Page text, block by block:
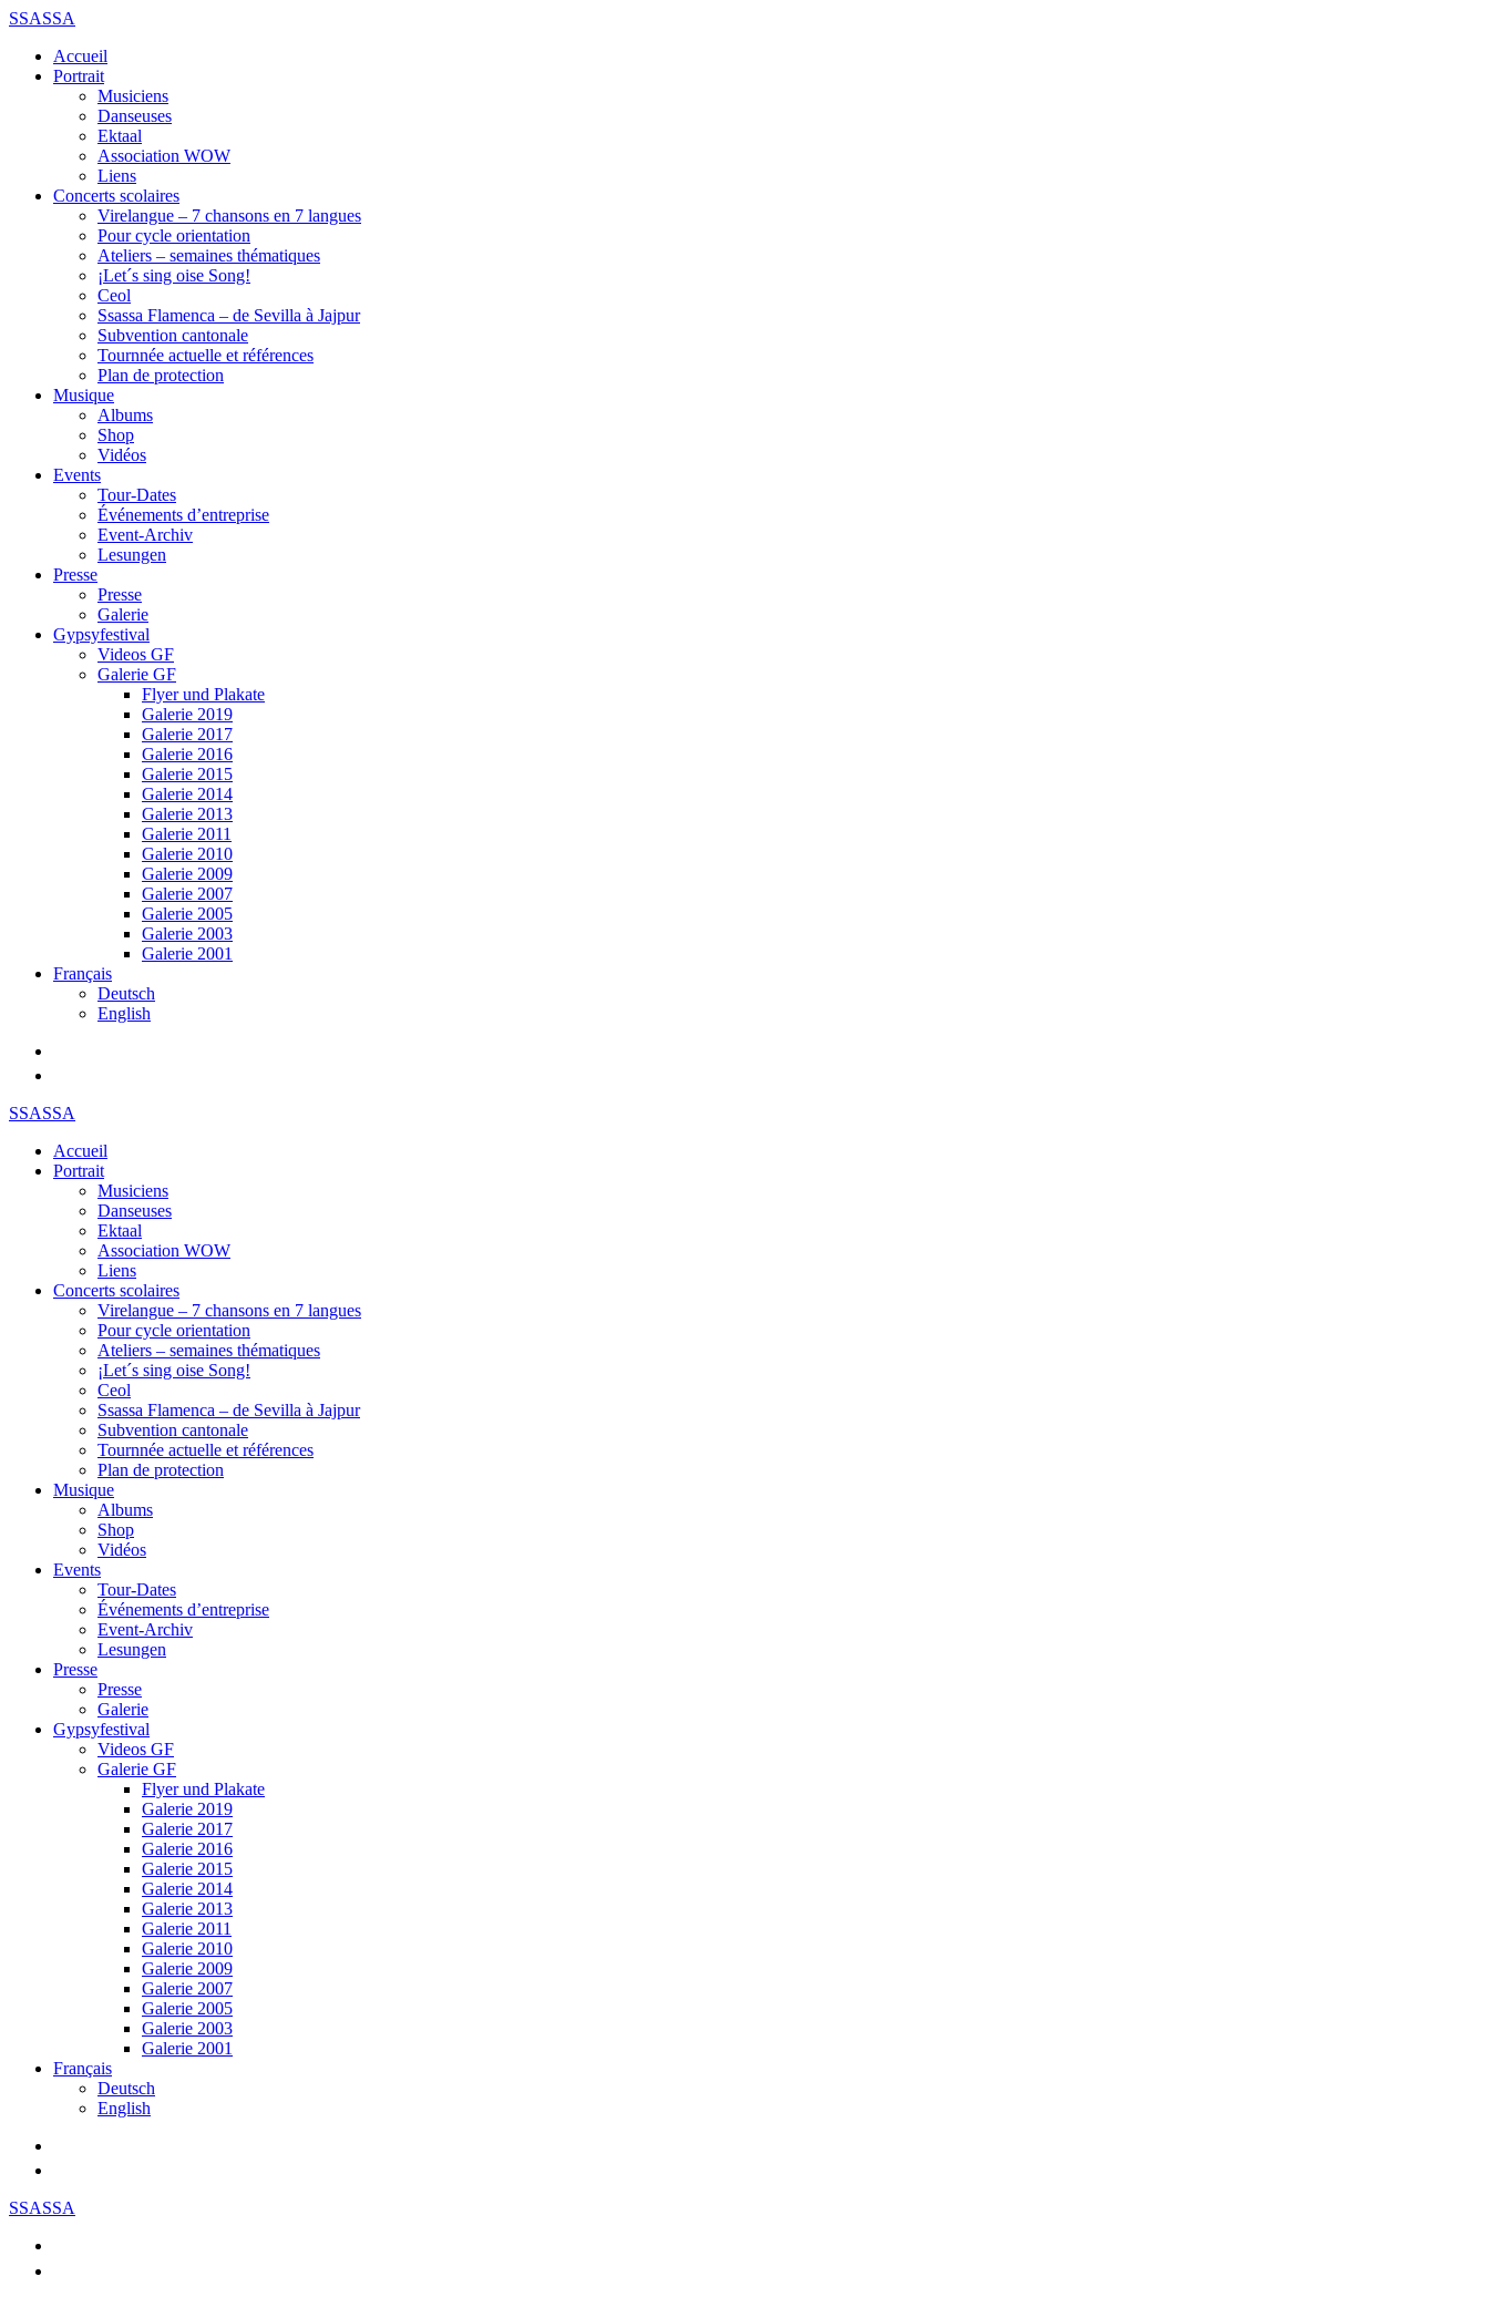
SSASSA
Accueil
Portrait
Musiciens
Danseuses
Ektaal
Association WOW
Liens
Concerts scolaires
Virelangue – 7 chansons en 7 langues
Pour cycle orientation
Ateliers – semaines thématiques
¡Let´s sing oise Song!
Ceol
Ssassa Flamenca – de Sevilla à Jajpur
Subvention cantonale
Tournnée actuelle et références
Plan de protection
Musique
Albums
Shop
Vidéos
Events
Tour-Dates
Événements d’entreprise
Event-Archiv
Lesungen
Presse
Presse
Galerie
Gypsyfestival
Videos GF
Galerie GF
Flyer und Plakate
Galerie 2019
Galerie 2017
Galerie 2016
Galerie 2015
Galerie 2014
Galerie 2013
Galerie 2011
Galerie 2010
Galerie 2009
Galerie 2007
Galerie 2005
Galerie 2003
Galerie 2001
Français
Deutsch
English
SSASSA
Accueil
Portrait
Musiciens
Danseuses
Ektaal
Association WOW
Liens
Concerts scolaires
Virelangue – 7 chansons en 7 langues
Pour cycle orientation
Ateliers – semaines thématiques
¡Let´s sing oise Song!
Ceol
Ssassa Flamenca – de Sevilla à Jajpur
Subvention cantonale
Tournnée actuelle et références
Plan de protection
Musique
Albums
Shop
Vidéos
Events
Tour-Dates
Événements d’entreprise
Event-Archiv
Lesungen
Presse
Presse
Galerie
Gypsyfestival
Videos GF
Galerie GF
Flyer und Plakate
Galerie 2019
Galerie 2017
Galerie 2016
Galerie 2015
Galerie 2014
Galerie 2013
Galerie 2011
Galerie 2010
Galerie 2009
Galerie 2007
Galerie 2005
Galerie 2003
Galerie 2001
Français
Deutsch
English
SSASSA